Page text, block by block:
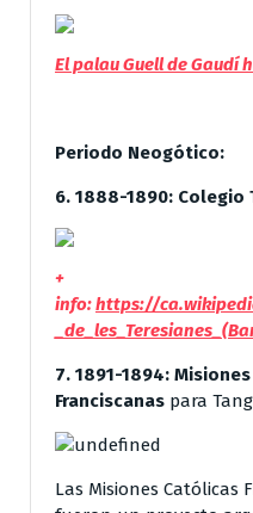
El palau Guell de Gaudí
Periodo Neogótico:
6. 1888-1890: Colegio
+
info:https://
7. 1891-1894:
Franciscanas para
Las Misiones Católicas